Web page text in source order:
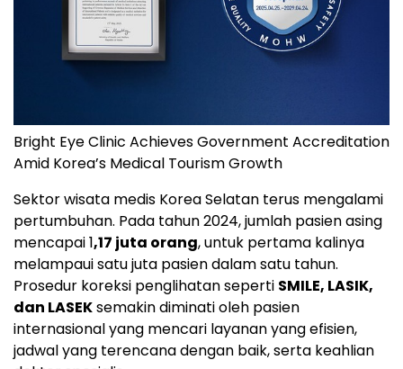
Bright Eye Clinic Achieves Government Accreditation
Amid Korea’s Medical Tourism Growth
Sektor wisata medis Korea Selatan terus mengalami
pertumbuhan. Pada tahun 2024, jumlah pasien asing
mencapai 1,17 juta orang, untuk pertama kalinya
melampaui satu juta pasien dalam satu tahun.
Prosedur koreksi penglihatan seperti SMILE, LASIK,
dan LASEKsemakin diminati oleh pasien
internasional yang mencari layanan yang efisien,
jadwal yang terencana dengan baik, serta keahlian